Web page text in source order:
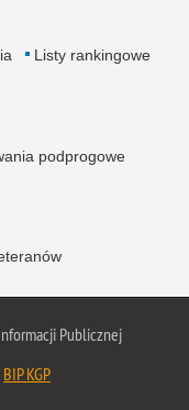
Listy rankingowe
podprogowe
Publicznej
BIP KGP